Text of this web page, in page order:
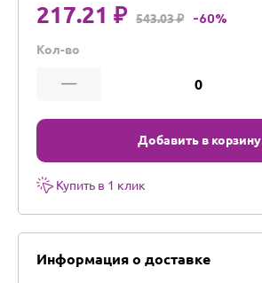
217.21 ₽ 543.03 ₽ -60%
Кол-во
Добавить в корзину
Купить в 1 клик
Информация о доставке